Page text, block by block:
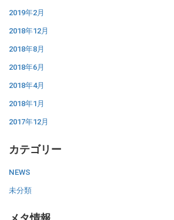
2019年2月
2018年12月
2018年8月
2018年6月
2018年4月
2018年1月
2017年12月
カテゴリー
NEWS
未分類